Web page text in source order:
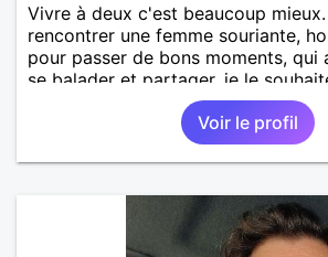
Vivre à deux c'est beaucoup
rencontrer une femme souriante,
pour passer de bons moments, qui
se balader et partager, je le
complicité. J'aime beaucoup les
randonnée pour se défouler, se
et finalement prendre du bon
de tout dire en quelques lignes. En
d'informations. A bientôt
Voir le profil